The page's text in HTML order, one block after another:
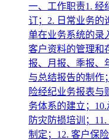
一、工作职责1. 经
订；2. 日常业务的
单在业务系统的录
客户资料的管理和
报、月报、季报、
与总结报告的制作
险经纪业务报表与
务体系的建立；
防灾防损培训；
制定；12. 客户保